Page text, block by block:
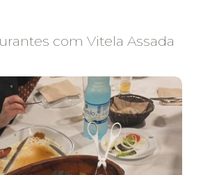
com Vitela Assada